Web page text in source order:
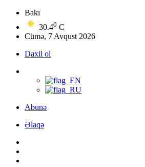
Bakı
30.40 C
Cümə, 7 Avqust 2026
Daxil ol
Abunə
Əlaqə